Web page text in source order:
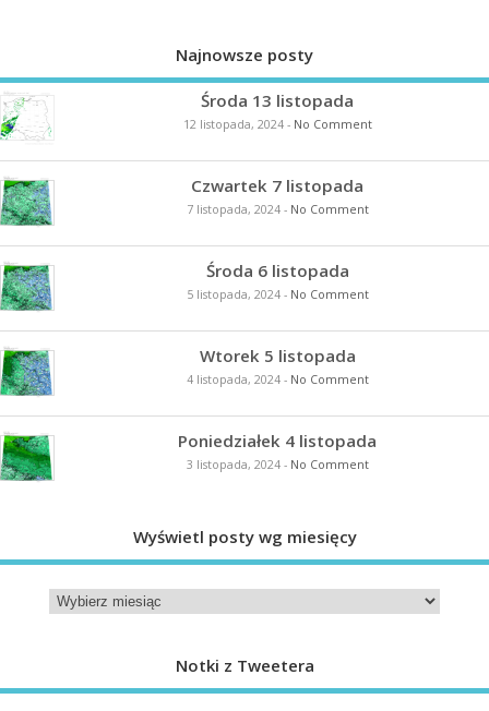
Najnowsze posty
Środa 13 listopada
12 listopada, 2024- No Comment
Czwartek 7 listopada
7 listopada, 2024- No Comment
Środa 6 listopada
5 listopada, 2024- No Comment
Wtorek 5 listopada
4 listopada, 2024- No Comment
Poniedziałek 4 listopada
3 listopada, 2024- No Comment
Wyświetl posty wg miesięcy
Notki z Tweetera